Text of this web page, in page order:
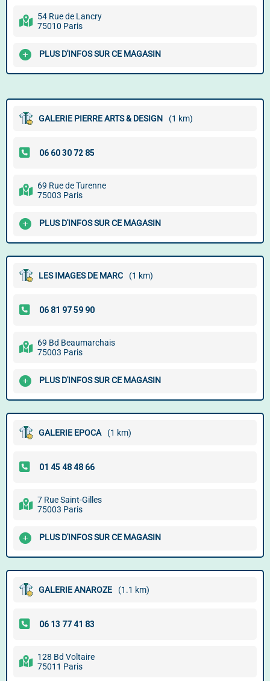
54 Rue de Lancry
75010 Paris
PLUS D'INFOS SUR CE MAGASIN
GALERIE PIERRE ARTS & DESIGN (1 km)
69 Rue de Turenne
75003 Paris
PLUS D'INFOS SUR CE MAGASIN
LES IMAGES DE MARC (1 km)
69 Bd Beaumarchais
75003 Paris
PLUS D'INFOS SUR CE MAGASIN
GALERIE EPOCA (1 km)
7 Rue Saint-Gilles
75003 Paris
PLUS D'INFOS SUR CE MAGASIN
GALERIE ANAROZE (1.1 km)
128 Bd Voltaire
75011 Paris